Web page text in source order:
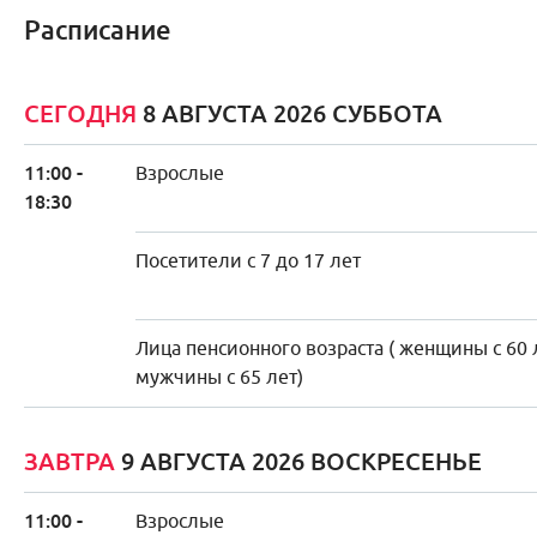
Расписание
СЕГОДНЯ 8 АВГУСТА 2026 СУББОТА
11:00 -
18:30
Взрослые
Посетители с 7 до 17 лет
Лица пенсионного возраста ( женщины с 60
мужчины с 65 лет)
ЗАВТРА 9 АВГУСТА 2026 ВОСКРЕСЕНЬЕ
11:00 -
Взрослые